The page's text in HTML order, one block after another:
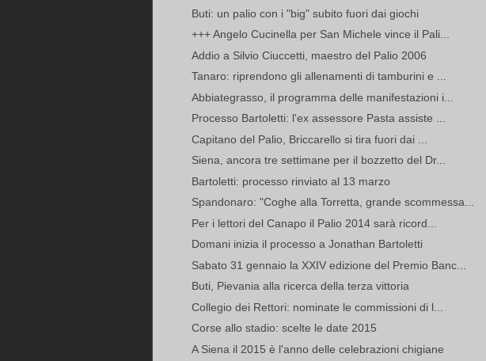
Buti: un palio con i "big" subito fuori dai giochi
+++ Angelo Cucinella per San Michele vince il Pali...
Addio a Silvio Ciuccetti, maestro del Palio 2006
Tanaro: riprendono gli allenamenti di tamburini e ...
Abbiategrasso, il programma delle manifestazioni i...
Processo Bartoletti: l'ex assessore Pasta assiste ...
Capitano del Palio, Briccarello si tira fuori dai ...
Siena, ancora tre settimane per il bozzetto del Dr...
Bartoletti: processo rinviato al 13 marzo
Spandonaro: "Coghe alla Torretta, grande scommessa...
Per i lettori del Canapo il Palio 2014 sarà ricord...
Domani inizia il processo a Jonathan Bartoletti
Sabato 31 gennaio la XXIV edizione del Premio Banc...
Buti, Pievania alla ricerca della terza vittoria
Collegio dei Rettori: nominate le commissioni di l...
Corse allo stadio: scelte le date 2015
A Siena il 2015 è l'anno delle celebrazioni chigiane